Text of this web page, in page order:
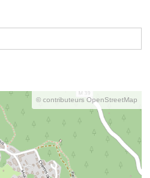
© contributeurs OpenStreetMap